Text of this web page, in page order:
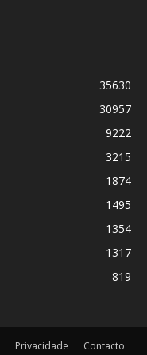
35630
30957
9222
3215
1874
1495
1354
1317
819
Privacidade Contacto